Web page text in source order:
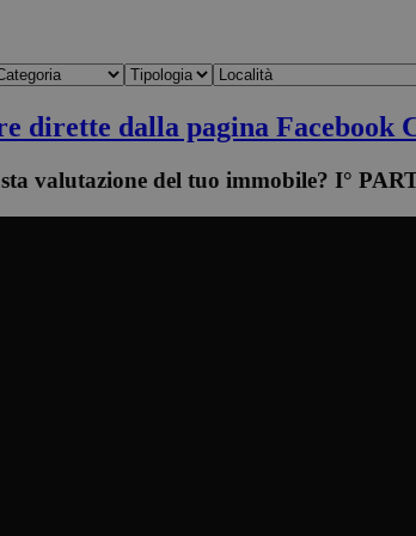
dirette dalla pagina Facebook
valutazione del tuo immobile? I°